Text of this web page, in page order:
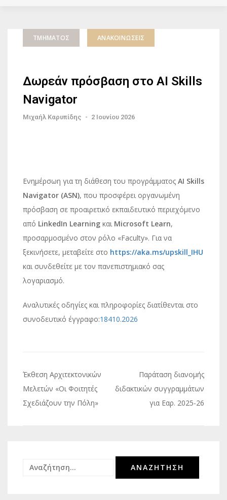
ΤΜΉΜΑΤΟΣ ΑΝΑΚΟΙΝΏΣΕΙΣ
Δωρεάν πρόσβαση στο AI Skills
Navigator
Μιχαήλ Καρυπίδης - 2 Ιουνίου 2026
Ενημέρσωη για τη διάθεση του προγράμματος AI Skills
Navigator (ASN), που προσφέρει οργανωμένη
πρόσβαση σε προαιρετικό εκπαιδευτικό περιεχόμενο
από LinkedIn Learning και Microsoft Learn,
προσαρμοσμένο στον ρόλο «Faculty». Για να
ξεκινήσετε, μεταβείτε στο https://aka.ms/upskill_IHU
και συνδεθείτε με τον πανεπιστημιακό σας
λογαριασμό.
Αναλυτικές οδηγίες και πληροφορίες διατίθενται στο
συνοδευτικό έγγραφο:18410.2026
Πλοήγηση
άρθρων
Έκθεση Αρχιτεκτονικών
Μελετών «Οι Φοιτητές
Σχεδιάζουν την Πόλη»
Παράταση διανομής
διδακτικών συγγραμμάτων
για Εαρ. 2025-26
Αναζήτηση